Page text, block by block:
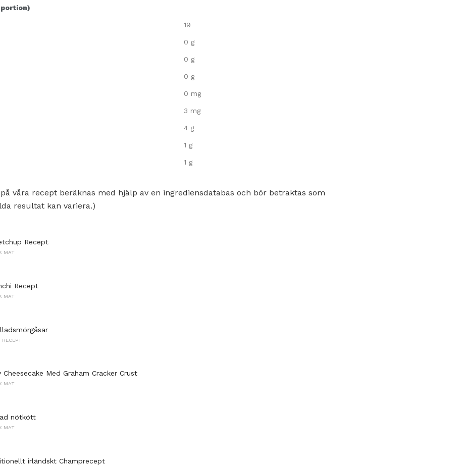
19
0 g
0 g
0 g
0 mg
3 mg
4 g
1 g
1 g
våra recept beräknas med hjälp av en ingrediensdatabas och bör betraktas som
resultat kan variera.)
Recept
MAT
Recept
MAT
RECEPT
Cheesecake Med Graham Cracker Crust
MAT
nötkött
MAT
irländskt Champrecept